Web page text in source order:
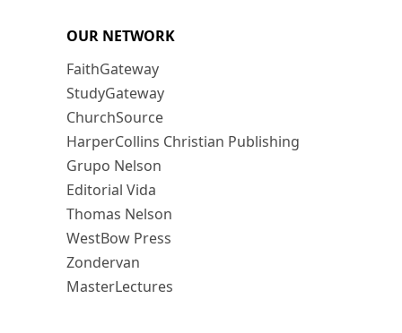
OUR NETWORK
FaithGateway
StudyGateway
ChurchSource
HarperCollins Christian Publishing
Grupo Nelson
Editorial Vida
Thomas Nelson
WestBow Press
Zondervan
MasterLectures